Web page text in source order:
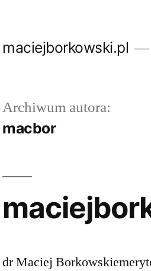
maciejborkowski.pl
Archiwum autora:
macbor
dr Maciej